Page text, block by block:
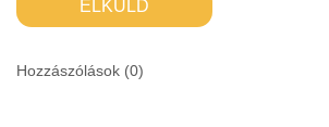
ELKÜLD
Hozzászólások (0)